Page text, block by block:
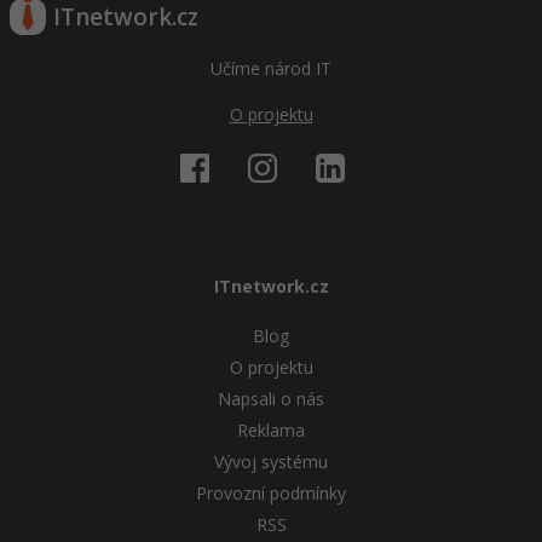
Elektronický podpis
ITnetwork.cz
Učíme národ IT
O projektu
ITnetwork.cz
Blog
O projektu
Napsali o nás
Reklama
Vývoj systému
Provozní podmínky
RSS